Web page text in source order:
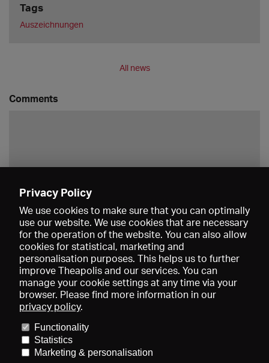
Tags
Auszeichnungen
All news
Comments
About us
Imprint
Privacy Policy
We use cookies to make sure that you can optimally
use our website. We use cookies that are necessary
for the operation of the website. You can also allow
cookies for statistical, marketing and
personalisation purposes. This helps us to further
improve Theapolis and our services. You can
manage your cookie settings at any time via your
browser. Please find more information in our
privacy policy.
Functionality
Statistics
Marketing & personalisation